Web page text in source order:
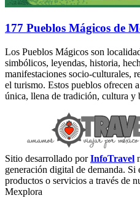
177 Pueblos Mágicos de
Los Pueblos Mágicos son
simbólicos, leyendas, historia,
manifestaciones socio-culturales,
el turismo. Estos pueblos ofrecen
única, llena de tradición, cultura y
Sitio desarrollado porInfoTravel
generación digital de demanda. Si
productos o servicios a través de
Mexplora